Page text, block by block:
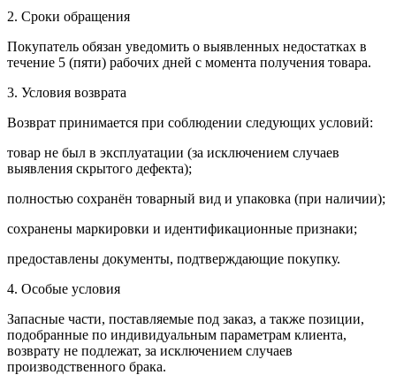
2. Сроки обращения
Покупатель обязан уведомить о выявленных недостатках в
течение 5 (пяти) рабочих дней с момента получения товара.
3. Условия возврата
Возврат принимается при соблюдении следующих условий:
товар не был в эксплуатации (за исключением случаев
выявления скрытого дефекта);
полностью сохранён товарный вид и упаковка (при наличии);
сохранены маркировки и идентификационные признаки;
предоставлены документы, подтверждающие покупку.
4. Особые условия
Запасные части, поставляемые под заказ, а также позиции,
подобранные по индивидуальным параметрам клиента,
возврату не подлежат, за исключением случаев
производственного брака.